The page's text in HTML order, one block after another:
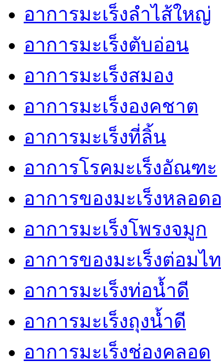
อาการมะเร็งลำไส้ใหญ่
อาการมะเร็งตับอ่อน
อาการมะเร็งสมอง
อาการมะเร็งองคชาต
อาการมะเร็งที่ลิ้น
อาการโรคมะเร็งอัณฑะ
อาการของมะเร็งหลอด
อาการมะเร็งโพรงจมูก
อาการของมะเร็งต่อมไ
อาการมะเร็งท่อน้ำดี
อาการมะเร็งถุงน้ำดี
อาการมะเร็งช่องคลอด